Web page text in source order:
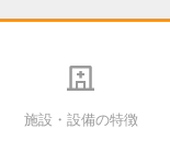
施設・設備の特徴